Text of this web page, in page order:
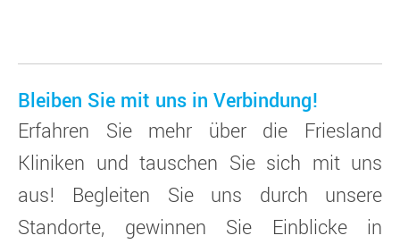
Bleiben Sie mit uns in Verbindung!
Erfahren Sie mehr über die Friesland
Kliniken und tauschen Sie sich mit uns
aus! Begleiten Sie uns durch unsere
Standorte, gewinnen Sie Einblicke in